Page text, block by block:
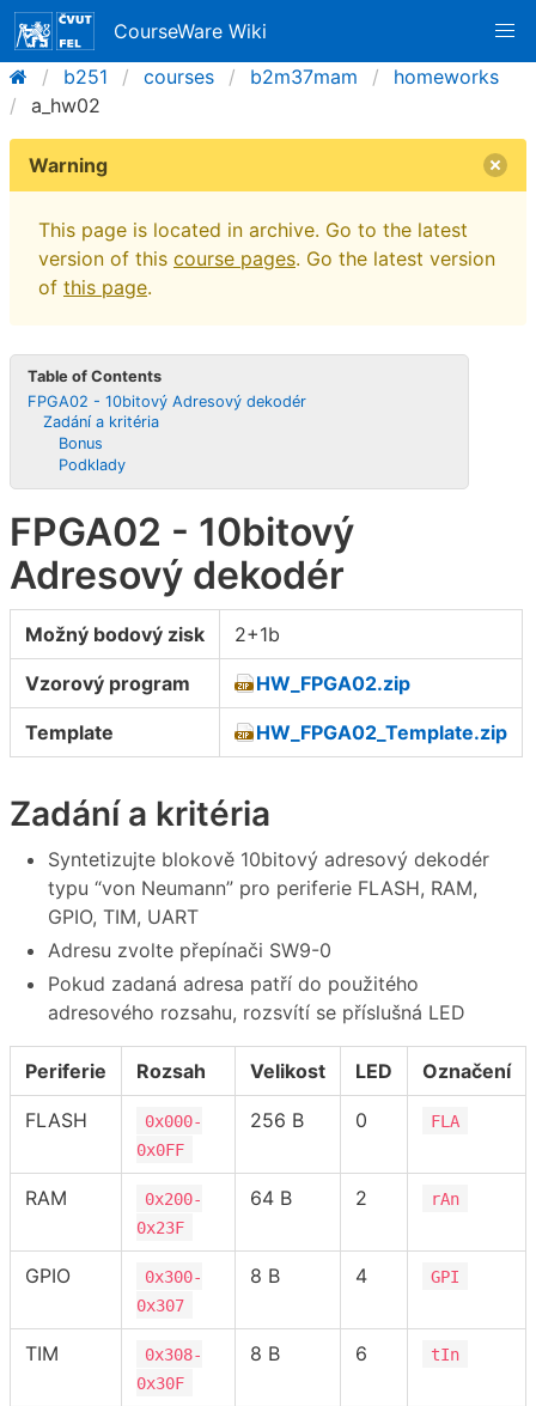
CourseWare Wiki
b251
courses b2m37mam
homeworks
a_hw02
Warning
This page is located in archive. Go to the latest
version of this course pages. Go the latest version
of this page.
Table of Contents
FPGA02 - 10bitový Adresový dekodér
Zadání a kritéria
Bonus
Podklady
FPGA02 - 10bitový
Adresový dekodér
Možný bodový zisk 2+1b
Vzorový program HW_FPGA02.zip
Template HW_FPGA02_Template.zip
Zadání a kritéria
Syntetizujte blokově 10bitový adresový dekodér
typu “von Neumann” pro periferie FLASH, RAM,
GPIO, TIM, UART
Adresu zvolte přepínači SW9-0
Pokud zadaná adresa patří do použitého
adresového rozsahu, rozsvítí se příslušná LED
Periferie Rozsah Velikost LED Označení
FLASH
0x000-
0x0FF
256 B 0 FLA
RAM
0x200-
0x23F
64 B 2 rAn
GPIO
0x300-
0x307
8 B 4 GPI
TIM
0x308-
0x30F
8 B 6 tIn